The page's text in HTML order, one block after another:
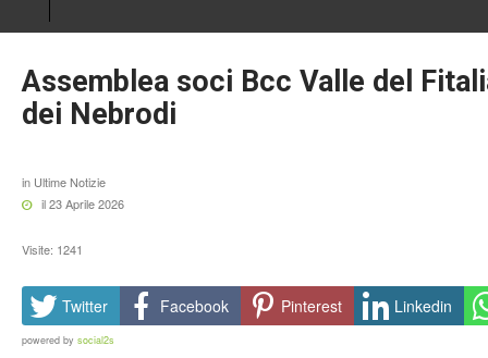
Assemblea soci Bcc Valle del
dei Nebrodi
in Ultime Notizie
il 23 Aprile 2026
Visite: 1241
Twitter Facebook Pinterest Linkedin
powered by social2s